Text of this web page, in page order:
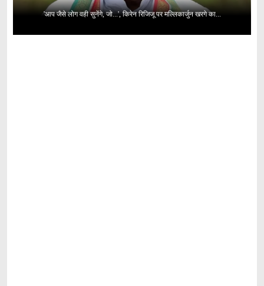
'आप जैसे लोग वही सुनेंगे, जो...', किरेन रिजिजू पर मल्लिकार्जुन खरगे का...